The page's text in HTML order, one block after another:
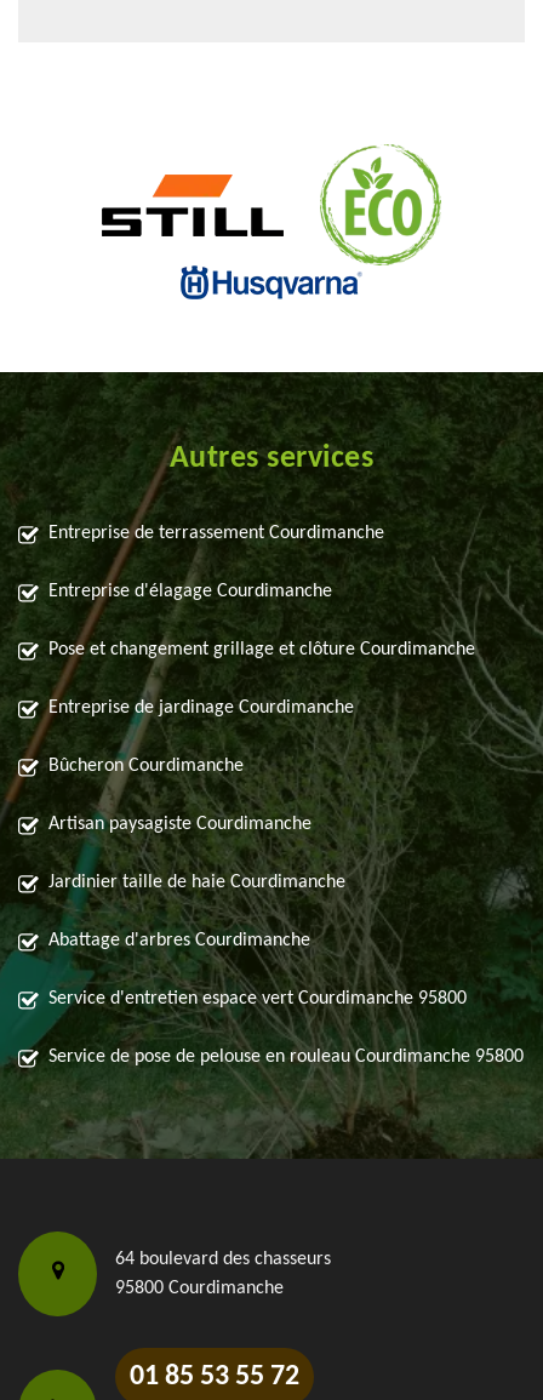
Autres services
Entreprise de terrassement Courdimanche
Entreprise d'élagage Courdimanche
Pose et changement grillage et clôture Courdimanche
Entreprise de jardinage Courdimanche
Bûcheron Courdimanche
Artisan paysagiste Courdimanche
Jardinier taille de haie Courdimanche
Abattage d'arbres Courdimanche
Service d'entretien espace vert Courdimanche 95800
Service de pose de pelouse en rouleau Courdimanche 95800
64 boulevard des chasseurs
95800 Courdimanche
01 85 53 55 72